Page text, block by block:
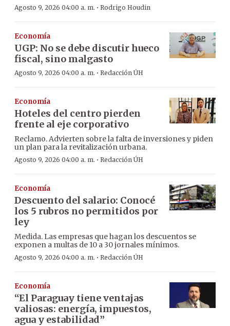
Agosto 9, 2026 04:00 a. m. · Rodrigo Houdin
Economía
UGP: No se debe discutir hueco
fiscal, sino malgasto
Agosto 9, 2026 04:00 a. m. · Redacción ÚH
Economía
Hoteles del centro pierden
frente al eje corporativo
Reclamo. Advierten sobre la falta de inversiones y piden
un plan para la revitalización urbana.
Agosto 9, 2026 04:00 a. m. · Redacción ÚH
Economía
Descuento del salario: Conocé
los 5 rubros no permitidos por
ley
Medida. Las empresas que hagan los descuentos se
exponen a multas de 10 a 30 jornales mínimos.
Agosto 9, 2026 04:00 a. m. · Redacción ÚH
Economía
“El Paraguay tiene ventajas
valiosas: energía, impuestos,
agua y estabilidad”